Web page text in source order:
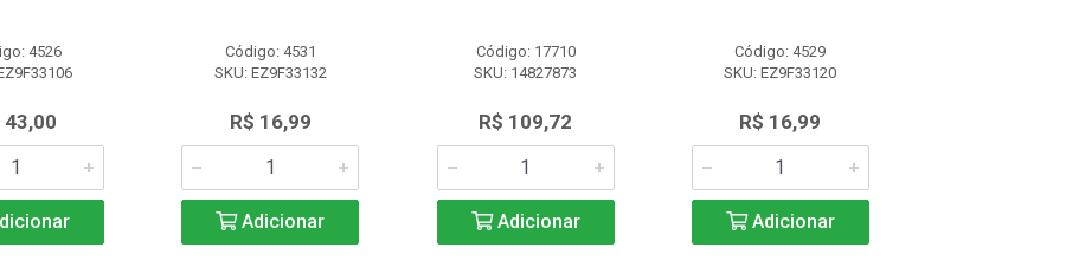
4526
43,00
Código: 4531
SKU: EZ9F33132
R$ 16,99
Adicionar
Código: 17710
SKU: 14827873
R$ 109,72
Adicionar
Código: 4529
SKU: EZ9F33120
R$ 16,99
Adicionar